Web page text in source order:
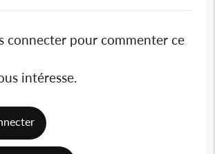
connecter pour commenter ce
intéresse.